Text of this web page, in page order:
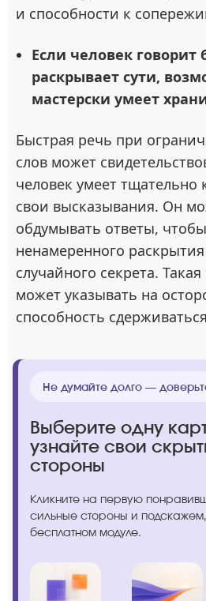
и способности к
Если человек говорит
раскрывает сути,
мастерски умеет
Быстрая речь при
слов может
человек умеет тщательно
свои высказывания. Он
обдумывать ответы,
ненамеренного
случайного секрета.
может указывать на
способность
Не думайте долго —
Выберите одну
узнайте свои
стороны
Кликните на первую
сильные стороны и
бесплатном модуле.